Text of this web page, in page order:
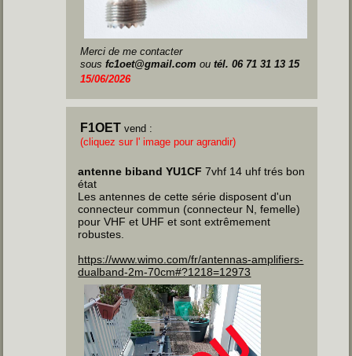
Merci de me contacter
sousfc1oet@gmail.com outél. 06 71 31 13 15
15/06/2026
F1OETvend :
(cliquez sur l' image pour agrandir)
antenne biband YU1CF 7vhf 14 uhf trés bon
état
Les antennes de cette série disposent d'un
connecteur commun (connecteur N, femelle)
pour VHF et UHF et sont extrêmement
robustes.
https://www.wimo.com/fr/antennas-amplifiers-
dualband-2m-70cm#?1218=12973